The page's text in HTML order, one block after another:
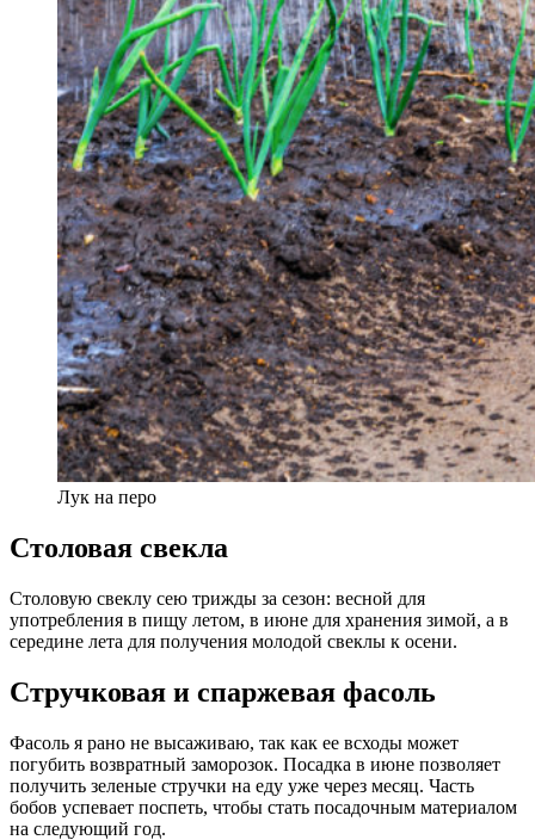
Лук на перо
Столовая свекла
Столовую свеклу сею трижды за сезон: весной для
употребления в пищу летом, в июне для хранения зимой, а в
середине лета для получения молодой свеклы к осени.
Стручковая и спаржевая фасоль
Фасоль я рано не высаживаю, так как ее всходы может
погубить возвратный заморозок. Посадка в июне позволяет
получить зеленые стручки на еду уже через месяц. Часть
бобов успевает поспеть, чтобы стать посадочным материалом
на следующий год.